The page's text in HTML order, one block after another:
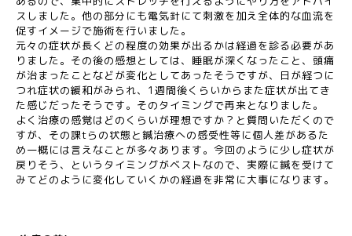
スしました。他の部分にも電気針にて刺激を加え全体的な血流を
促すイメージで施術を行いました。
元々の症状が長くどの程度の効果が出るかは経過を診る必要があ
りました。その後の感想としては、睡眠が深くなったこと、頭痛
が治まったことなどが変化としてあったそうですが、日が経つに
つれ症状の緩和がみられ、1週間後くらいからまた症状が出てき
た感じだったそうです。そのタイミングで再来となりました。
よく治療の感覚はどのくらいが理想ですか？と質問いただくので
すが、その課tらの状態と鍼治療への感受性等に個人差があるた
め一概には言えなことが多々あります。今回のように少し症状が
戻りそう、というタイミングがベストなので、実際に鍼を受けて
みてどのように変化していくかの経過を非常に大事になります。